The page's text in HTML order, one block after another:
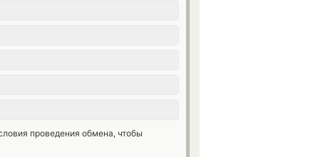
проведения обмена, чтобы